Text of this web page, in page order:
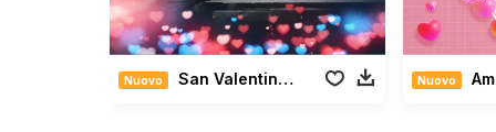
Nuovo San Valentino Romantico con Amore Nuovo